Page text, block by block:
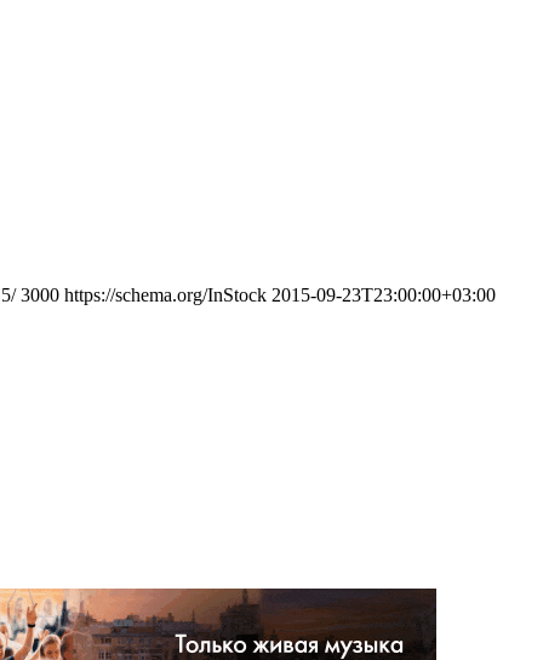
3000 https://schema.org/InStock 2015-09-23T23:00:00+03:00